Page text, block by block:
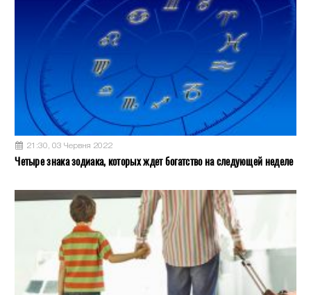
21:30, 03 Червня 2022
Четыре знака зодиака, которых ждет богатство на следующей неделе